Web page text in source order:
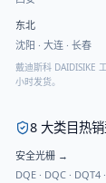
东北
沈阳 · 大连· 长春
戴迪斯科 DAIDISIKE
小时发货。
8 大类目热
安全光栅→
DQE· DQC· DQT4·